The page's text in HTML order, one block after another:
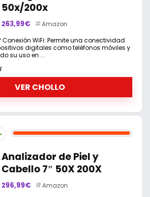
50x/200x
263,99€
Amazon
Conexión WiFi: Permite una conectividad
digitales como teléfonos móviles y
su uso en ...
VER CHOLLO
Analizador de Piel y
Cabello 7″ 50X 200X
296,99€
Amazon